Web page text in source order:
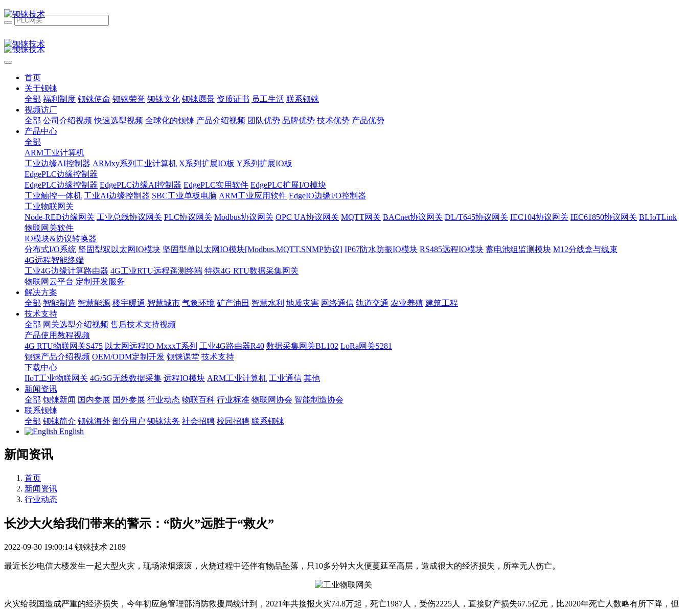
首页
关于钡铼
全部 福利制度 钡铼使命 钡铼荣誉 钡铼文化 钡铼愿景 资质证书 员工生活 联系钡铼
视频访厂
全部 公司介绍视频 快速选型视频 全球化的钡铼 产品介绍视频 团队优势 品牌优势 技术优势 产品优势
产品中心
全部
ARM工业计算机
工业边缘AI控制器 ARMxy系列工业计算机 X系列扩展IO板 Y系列扩展IO板
EdgePLC边缘控制器
EdgePLC边缘控制器 EdgePLC边缘AI控制器 EdgePLC实用软件 EdgePLC扩展I/O模块
工业触控一体机 工业AI边缘控制器 SBC工业单板电脑 ARM工业应用软件 EdgeIO边缘I/O控制器
工业物联网关
Node-RED边缘网关 工业总线协议网关 PLC协议网关 Modbus协议网关 OPC UA协议网关 MQTT网关 BACnet协议网关 DL/T645协议网关 IEC104协议网关 IEC61850协议网关 BLIoTLink
物联网关软件
IO模块&协议转换器
分布式I/O系统 坚固型双以太网IO模块 坚固型单以太网IO模块[Modbus,MQTT,SNMP协议] IP67防水防振IO模块 RS485远程IO模块 蓄电池组监测模块 M12分线盒与线束
4G远程智能终端
工业4G边缘计算路由器 4G工业RTU远程遥测终端 特殊4G RTU数据采集网关
物联网云平台 定制开发服务
解决方案
全部 智能制造 智慧能源 楼宇暖通 智慧城市 气象环境 矿产油田 智慧水利 地质灾害 网络通信 轨道交通 农业养殖 建筑工程
技术支持
全部 网关选型介绍视频 售后技术支持视频
产品使用教程视频
4G RTU物联网关S475 以太网远程IO MxxxT系列 工业4G路由器R40 数据采集网关BL102 LoRa网关S281
钡铼产品介绍视频 OEM/ODM定制开发 钡铼课堂 技术支持
下载中心
IIoT工业物联网关 4G/5G无线数据采集 远程IO模块 ARM工业计算机 工业通信 其他
新闻资讯
全部 钡铼新闻 国内参展 国外参展 行业动态 物联百科 行业标准 物联网协会 智能制造协会
联系钡铼
全部 钡铼简介 钡铼海外 部分用户 钡铼法务 社会招聘 校园招聘 联系钡铼
English
新闻资讯
首页
新闻资讯
行业动态
长沙大火给我们带来的警示：“防火”远胜于“救火”
2022-09-30 19:00:14 钡铼技术 2189
最近长沙电信大楼发生一起大型火灾，现场浓烟滚滚，火烧过程中还伴有物品坠落，只10多分钟大火便蔓延至高层，造成很大的经济损失，所幸无人伤亡。
火灾给我国造成严重的经济损失，今年初应急管理部消防救援局统计到，2021年共接报火灾74.8万起，死亡1987人，受伤2225人，直接财产损失67.5亿元，比2020年死亡人数略有所下降，但